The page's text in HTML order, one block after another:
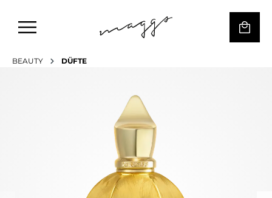
BEAUTY DÜFTE